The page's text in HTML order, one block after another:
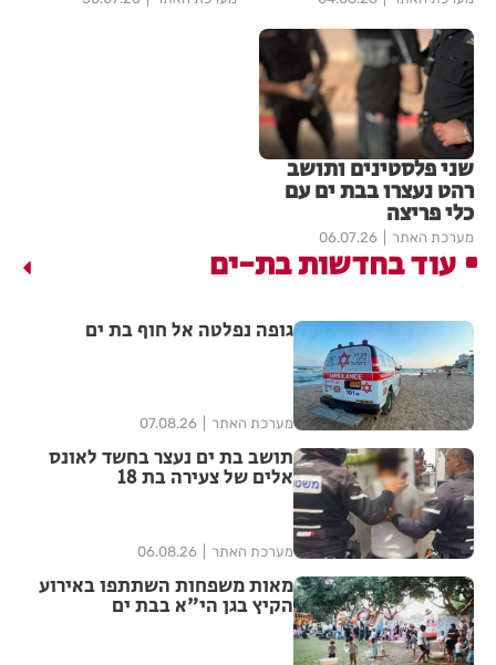
שני פלסטינים ותושב
רהט נעצרו בבת ים עם
כלי פריצה
מערכת האתר 06.07.26
עוד בחדשות בת-ים
גופה נפלטה אל חוף בת ים
מערכת האתר 07.08.26
תושב בת ים נעצר בחשד לאונס
אלים של צעירה בת 18
מערכת האתר 06.08.26
מאות משפחות השתתפו באירוע
הקיץ בגן הי"א בבת ים